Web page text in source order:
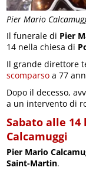
Pier Mario
Il funerale di Pier
14 nella chiesa di
Il grande direttore
scomparso a 77
Dopo il decesso,
a un intervento di
Sabato alle
Calcamuggi
Pier Mario
Saint-Martin.